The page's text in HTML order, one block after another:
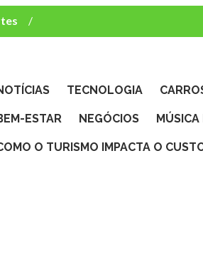
TECNOLOGIA
ESTAR NEGÓCIOS MÚSICA
O TURISMO IMPACTA O